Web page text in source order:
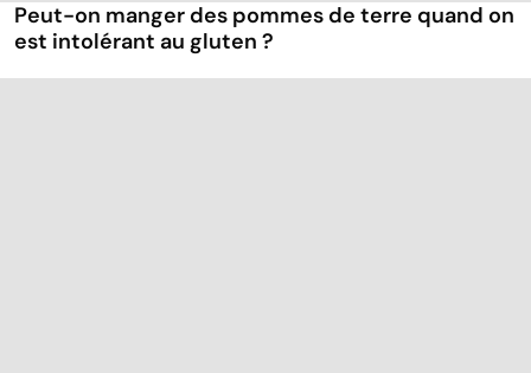
Peut-on manger des pommes de terre quand on
est intolérant au gluten ?